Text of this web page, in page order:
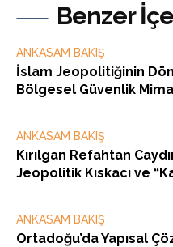
Benzer
ANKASAM BAKIŞ
İslam Jeopolitiğinin
Bölgesel Güvenlik
ANKASAM BAKIŞ
Kırılgan Refahtan
Jeopolitik Kıskacı ve
ANKASAM BAKIŞ
Ortadoğu’da Yapısal